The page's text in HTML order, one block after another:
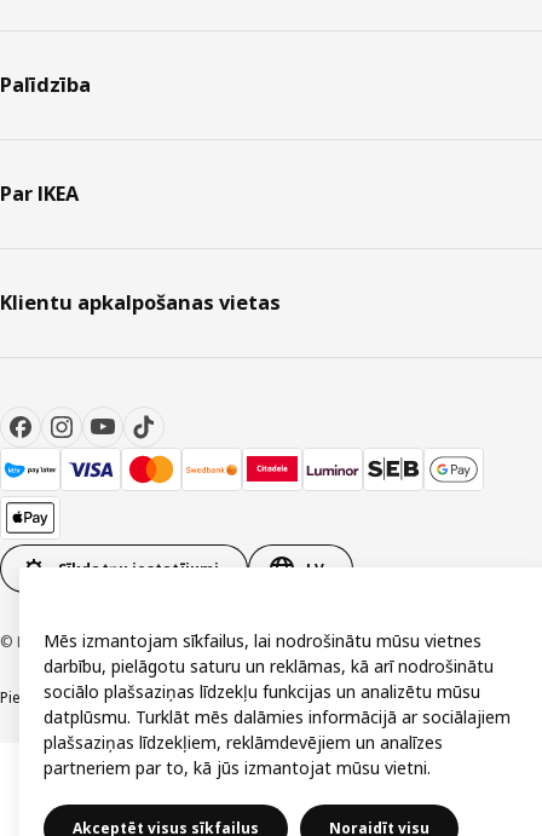
Palīdzība
Par IKEA
Klientu apkalpošanas vietas
Sīkdatņu iestatījumi LV
© Inter IKEA Systems B.V. 1999-2026
PiekļūstamībaVispārīgi noteikumiPrivātuma un sīkdatņu politika Kontakti
Mēs izmantojam sīkfailus, lai nodrošinātu mūsu vietnes
darbību, pielāgotu saturu un reklāmas, kā arī nodrošinātu
sociālo plašsaziņas līdzekļu funkcijas un analizētu mūsu
datplūsmu. Turklāt mēs dalāmies informācijā ar sociālajiem
plašsaziņas līdzekļiem, reklāmdevējiem un analīzes
partneriem par to, kā jūs izmantojat mūsu vietni.
Akceptēt visus sīkfailus Noraidīt visu